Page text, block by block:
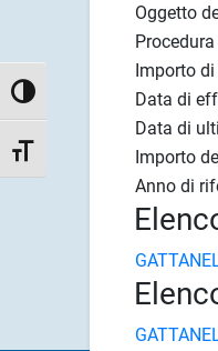
Attiva/disattiva alto
Attiva/disattiva
Oggetto
Importo
Data di
Data di
Importo
Anno di